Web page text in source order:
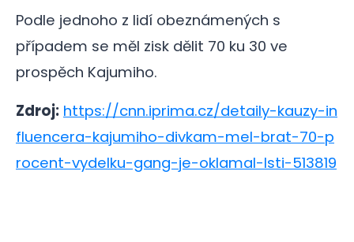
Podle jednoho z lidí obeznámených s
případem se měl zisk dělit 70 ku 30 ve
prospěch Kajumiho.
Zdroj: https://cnn.iprima.cz/detaily-kauzy-in
fluencera-kajumiho-divkam-mel-brat-70-p
rocent-vydelku-gang-je-oklamal-lsti-513819